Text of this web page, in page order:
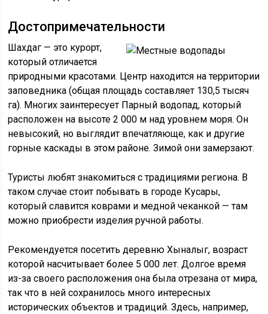
Достопримечательности
Шахдаг — это курорт,
который отличается
природными красотами. Центр находится на территории
заповедника (общая площадь составляет 130,5 тысяч
га). Многих заинтересует Парный водопад, который
расположен на высоте 2 000 м над уровнем моря. Он
невысокий, но выглядит впечатляюще, как и другие
горные каскады в этом районе. Зимой они замерзают.
Туристы любят знакомиться с традициями региона. В
таком случае стоит побывать в городе Кусары,
который славится коврами и медной чеканкой — там
можно приобрести изделия ручной работы.
Рекомендуется посетить деревню Хыналыг, возраст
которой насчитывает более 5 000 лет. Долгое время
из-за своего расположения она была отрезана от мира,
так что в ней сохранилось много интересных
исторических объектов и традиций. Здесь, например,